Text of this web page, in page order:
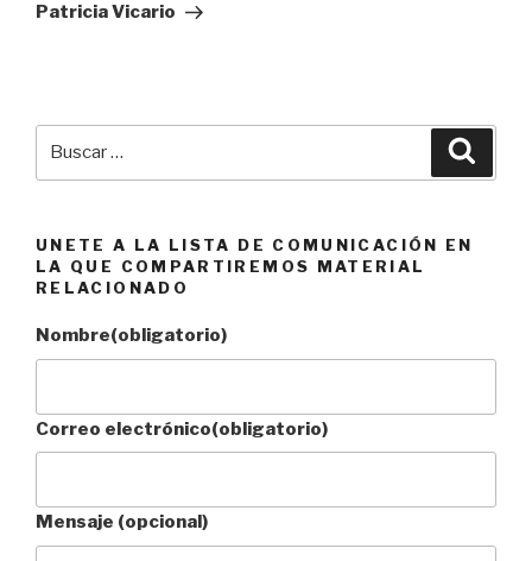
Patricia Vicario
UNETE A LA LISTA DE COMUNICACIÓN EN
LA QUE COMPARTIREMOS MATERIAL
RELACIONADO
Nombre(obligatorio)
Correo electrónico(obligatorio)
Mensaje (opcional)